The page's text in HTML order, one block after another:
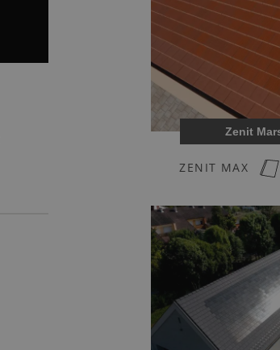
Zenit
ZENIT MAX